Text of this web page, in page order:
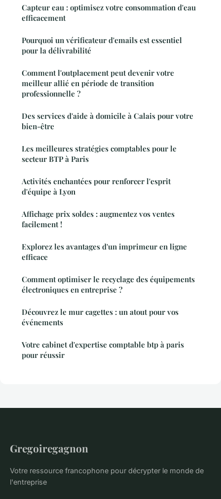
Capteur eau : optimisez votre consommation d'eau
efficacement
Pourquoi un vérificateur d'emails est essentiel
pour la délivrabilité
Comment l'outplacement peut devenir votre
meilleur allié en période de transition
professionnelle ?
Des services d'aide à domicile à Calais pour votre
bien-être
Les meilleures stratégies comptables pour le
secteur BTP à Paris
Activités enchantées pour renforcer l'esprit
d'équipe à Lyon
Affichage prix soldes : augmentez vos ventes
facilement !
Explorez les avantages d'un imprimeur en ligne
efficace
Comment optimiser le recyclage des équipements
électroniques en entreprise ?
Découvrez le mur cagettes : un atout pour vos
événements
Votre cabinet d'expertise comptable btp à paris
pour réussir
Gregoiregagnon
Votre ressource francophone pour décrypter le monde de
l'entreprise